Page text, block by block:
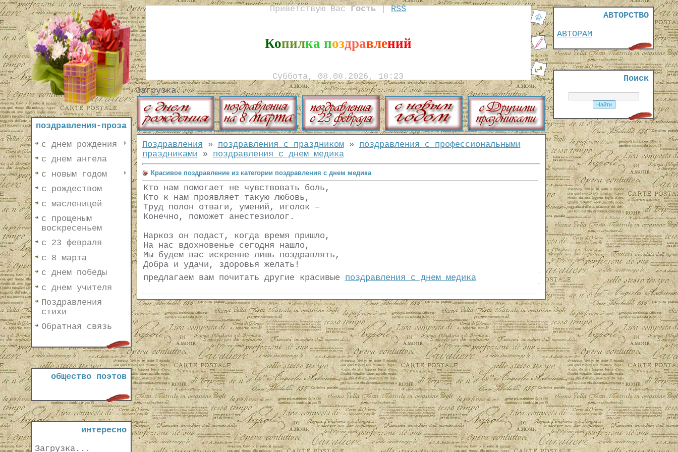
поздравления-проза
с днем рождения
с днем ангела
с новым годом
с рождеством
с масленицей
с прощеным
воскресеньем
с 23 февраля
с 8 марта
с днем победы
с днем учителя
Поздравления
стихи
Обратная связь
общество поэтов
интересно
Загрузка...
Приветствую Вас Гость|RSS
Копилка поздравлений
Суббота, 08.08.2026, 18:23
Загрузка...
Поздравления » поздравления с праздником» поздравления с профессиональными
праздниками » поздравления с днем медика
Красивое поздравление из категории поздравления с днем медика
Кто нам помогает не чувствовать боль,
Кто к нам проявляет такую любовь,
Труд полон отваги, умений, иголок –
Конечно, поможет анестезиолог.
Наркоз он подаст, когда время пришло,
На нас вдохновенье сегодня нашло,
Мы будем вас искренне лишь поздравлять,
Добра и удачи, здоровья желать!
предлагаем вам почитать другие красивые поздравления с днем медика
АВТОРСТВО
АВТОРАМ
Поиск